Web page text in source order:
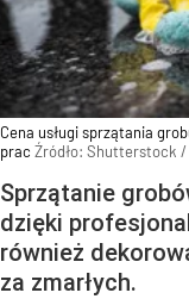
Cena usługi sprzątania
prac Źródło: Shutterstock /
Sprzątanie
dzięki
również
za zmarłych.